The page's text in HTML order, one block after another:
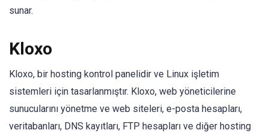
sunar.
Kloxo
Kloxo, bir hosting kontrol panelidir ve Linux işletim
sistemleri için tasarlanmıştır. Kloxo, web yöneticilerine
sunucularını yönetme ve web siteleri, e-posta hesapları,
veritabanları, DNS kayıtları, FTP hesapları ve diğer hosting